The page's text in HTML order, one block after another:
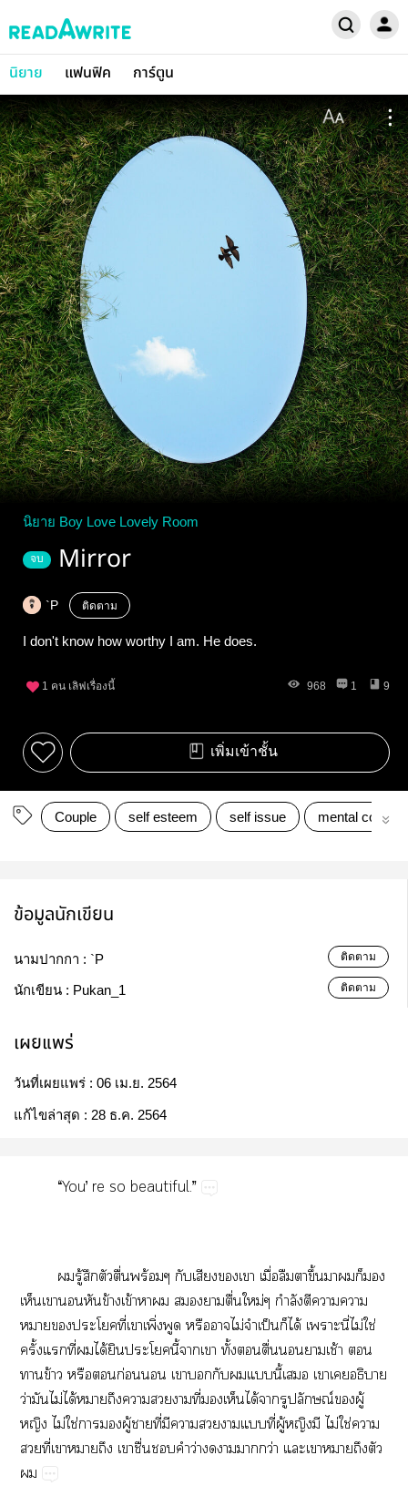
นิยาย แฟนฟิค การ์ตูน
นิยาย Boy Love Lovely Room
จบ Mirror
`P ติดตาม
I don't know how worthy I am. He does.
1 คน เลิฟเรื่องนี้ 968 1 9
เพิ่มเข้าชั้น
Couple self esteem self issue mental
ข้อมูลนักเขียน
นามปากกา : `P ติดตาม
นักเขียน : Pukan_1 ติดตาม
เผยแพร่
วันที่เผยแพร่ : 06 เม.ย. 2564
แก้ไขล่าสุด : 28 ธ.ค. 2564
“You’​re​so​beautiful.”
​ู้​​​ื่​ร้​​​​​ื่​​​ึ้​​​​​
​​​​ข้​ข้​​​​​ื่​ม่​ำ​​​​
​​​ี่​​ิ่​​​​ไม่​​ป็​​ได้​​ี่​ไม่​ใช่​
ั้​​ี่​​ได้​​​ี้​​​ั้​​ื่​​​ช้​​
​ข้​​​ก่​​​​​​​ี้​​​​​
ว่​​ไม่​ได้​​​​​​ี่​​​ได้​​​ณ์​ู้​
​ไม่​ใช่​​​ู้​​ี่​​​​​​ี่​ู้​​​ไม่​ใช่​​
​ี่​​​​​ื่​​​ว่​​​​ว่​​​​​​
